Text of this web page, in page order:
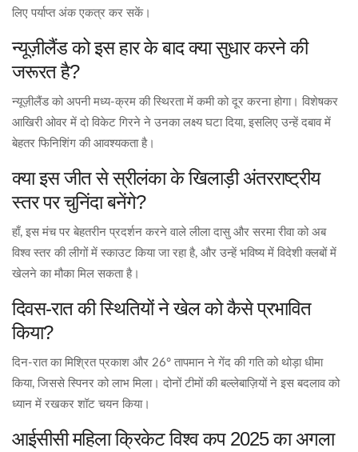
लिए पर्याप्त अंक एकत्र कर सकें।
न्यूज़ीलैंड को इस हार के बाद क्या सुधार करने की
जरूरत है?
न्यूज़ीलैंड को अपनी मध्य‑क्रम की स्थिरता में कमी को दूर करना होगा। विशेषकर
आखिरी ओवर में दो विकेट गिरने ने उनका लक्ष्य घटा दिया, इसलिए उन्हें दबाव में
बेहतर फिनिशिंग की आवश्यकता है।
क्या इस जीत से स्रीलंका के खिलाड़ी अंतरराष्ट्रीय
स्तर पर चुनिंदा बनेंगे?
हाँ, इस मंच पर बेहतरीन प्रदर्शन करने वाले लीला दासु और सरमा रीवा को अब
विश्व स्तर की लीगों में स्काउट किया जा रहा है, और उन्हें भविष्य में विदेशी क्लबों में
खेलने का मौका मिल सकता है।
दिवस‑रात की स्थितियों ने खेल को कैसे प्रभावित
किया?
दिन‑रात का मिश्रित प्रकाश और 26° तापमान ने गेंद की गति को थोड़ा धीमा
किया, जिससे स्पिनर को लाभ मिला। दोनों टीमों की बल्लेबाज़ियों ने इस बदलाव को
ध्यान में रखकर शॉट चयन किया।
आईसीसी महिला क्रिकेट विश्व कप 2025 का अगला